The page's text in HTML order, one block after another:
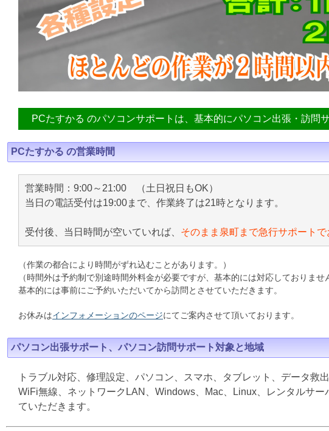
PCたすかる のパソコンサポートは、基本的にパソコン出張・訪問サ
PCたすかる の営業時間
営業時間：9:00～21:00 （土日祝日もOK）
当日の電話受付は19:00まで、作業終了は21時となります。
受付後、当日時間が空いていれば、 そのまま泉町まで急行サポートで
（作業の都合により時間がずれ込むことがあります。）
（時間外は予約制で別途時間外料金が必要ですが、基本的には対応しておりませ
基本的には事前にご予約いただいてから訪問とさせていただきます。
お休みはインフォメーションのページにてご案内させて頂いております。
パソコン出張サポート、パソコン訪問サポート対象と地域
トラブル対応、修理設定、パソコン、スマホ、タブレット、データ救
WiFi無線、ネットワークLAN、Windows、Mac、Linux、レンタルサ
ていただきます。